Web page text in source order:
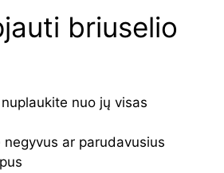
briuselio
nuo jų visas
negyvus ar parudavusius